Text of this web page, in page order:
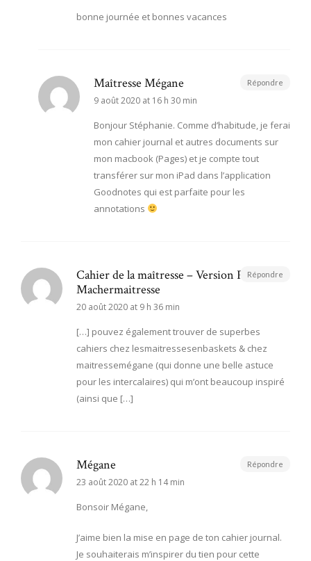
bonne journée et bonnes vacances
Maîtresse Mégane
9 août 2020 at 16 h 30 min
Bonjour Stéphanie. Comme d’habitude, je ferai
mon cahier journal et autres documents sur
mon macbook (Pages) et je compte tout
transférer sur mon iPad dans l’application
Goodnotes qui est parfaite pour les
annotations
Répondre
Cahier de la maîtresse – Version Pastelle –
Machermaitresse
20 août 2020 at 9 h 36 min
[…] pouvez également trouver de superbes
cahiers chez lesmaitressesenbaskets & chez
maitressemégane (qui donne une belle astuce
pour les intercalaires) qui m’ont beaucoup inspiré
(ainsi que […]
Répondre
Mégane
23 août 2020 at 22 h 14 min
Bonsoir Mégane,
J’aime bien la mise en page de ton cahier journal.
Je souhaiterais m’inspirer du tien pour cette
Répondre